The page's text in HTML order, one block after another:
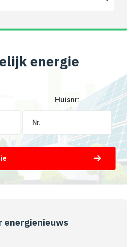
energie
Huisnr:
energienieuws